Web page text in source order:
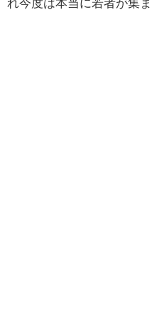
れ今度は本当に若者が集